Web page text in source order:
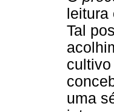
Tal
uma